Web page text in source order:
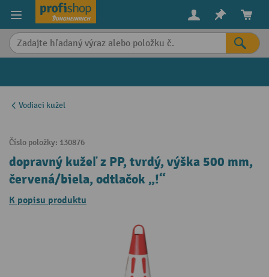
content
Vodiaci kužel
Číslo položky: 130876
dopravný kužeľ z PP, tvrdý, výška 500 mm,
červená/biela, odtlačok „!“
K popisu produktu